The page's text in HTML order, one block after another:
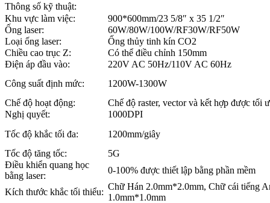
Thông số kỹ thuật:
Khu vực làm việc:
900*600mm/23 5/8″ x 35 1/2″
Ống laser:
60W/80W/100W/RF30W/RF50W
Loại ống laser:
Ống thủy tinh kín CO2
Chiều cao trục Z:
Có thể điều chỉnh 150mm
Điện áp đầu vào:
220V AC 50Hz/110V AC 60Hz
Công suất định mức:
1200W-1300W
Chế độ hoạt động:
Chế độ raster, vector và kết hợp được tối
Nghị quyết:
1000DPI
Tốc độ khắc tối đa:
1200mm/giây
Tốc độ tăng tốc:
5G
Điều khiển quang học
bằng laser:
0-100% được thiết lập bằng phần mềm
Kích thước khắc tối thiểu:
Chữ Hán 2.0mm*2.0mm, Chữ cái tiếng
1.0mm*1.0mm